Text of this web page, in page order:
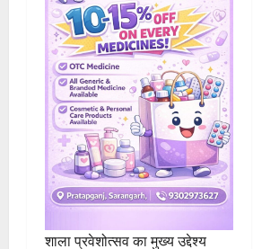
शाला प्रवेशोत्सव का मुख्य उद्देश्य